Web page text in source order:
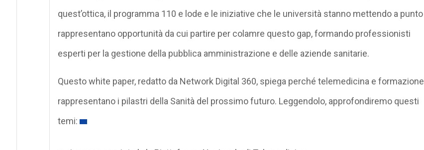
quest’ottica, il programma 110 e lode e le iniziative che le università stanno mettendo a punto
rappresentano opportunità da cui partire per colamre questo gap, formando professionisti
esperti per la gestione della pubblica amministrazione e delle aziende sanitarie.
Questo white paper, redatto da Network Digital 360, spiega perché telemedicina e formazione
rappresentano i pilastri della Sanità del prossimo futuro. Leggendolo, approfondiremo questi
temi: